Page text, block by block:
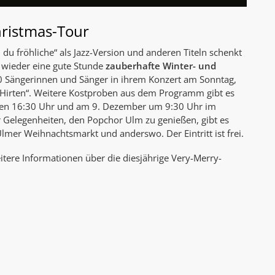
Tour
fröhliche“ als Jazz-Version und anderen Titeln schenkt
eine gute Stunde zauberhafte Winter- und
und Sänger in ihrem Konzert am Sonntag,
Weitere Kostproben aus dem Programm gibt es
16:30 Uhr und am 9. Dezember um 9:30 Uhr im
den Popchor Ulm zu genießen, gibt es
Weihnachtsmarkt und anderswo. Der Eintritt ist frei.
Informationen über die diesjährige Very-Merry-